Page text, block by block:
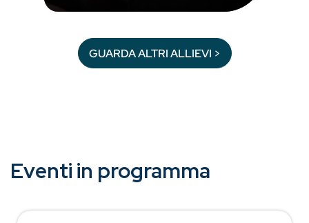
GUARDA ALTRI ALLIEVI >
Eventi in programma